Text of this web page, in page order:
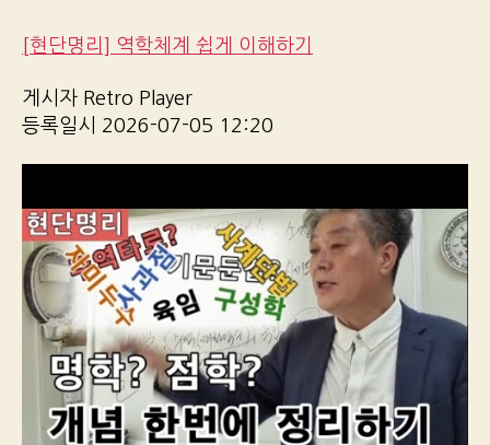
[현단명리] 역학체계 쉽게 이해하기
게시자 Retro Player
등록일시 2026-07-05 12:20